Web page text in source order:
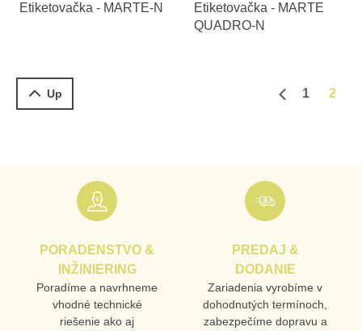
Etiketovačka - MARTE-N
Etiketovačka - MARTE
QUADRO-N
Up 1 2
PORADENSTVO &
INŽINIERING
Poradíme a navrhneme
vhodné technické
riešenie ako aj
PREDAJ &
DODANIE
Zariadenia vyrobíme v
dohodnutých termínoch,
zabezpečíme dopravu a